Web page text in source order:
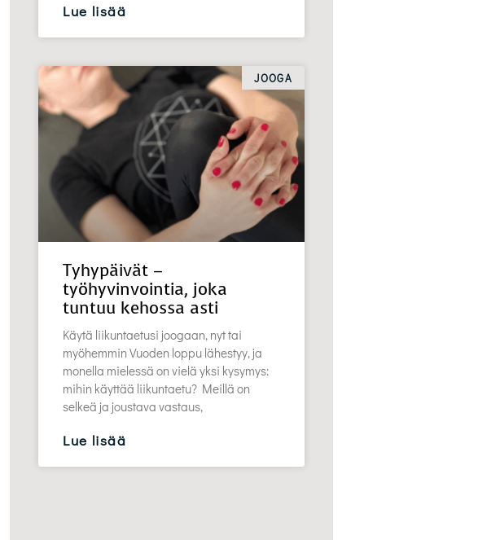
Lue lisää
JOOGA
Tyhypäivät –
työhyvinvointia, joka
tuntuu kehossa asti
Käytä liikuntaetusi joogaan, nyt tai
myöhemmin Vuoden loppu lähestyy, ja
monella mielessä on vielä yksi kysymys:
mihin käyttää liikuntaetu? Meillä on
selkeä ja joustava vastaus,
Lue lisää